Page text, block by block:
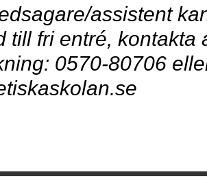
assistent
till fri entré, kontakta
0570-80706